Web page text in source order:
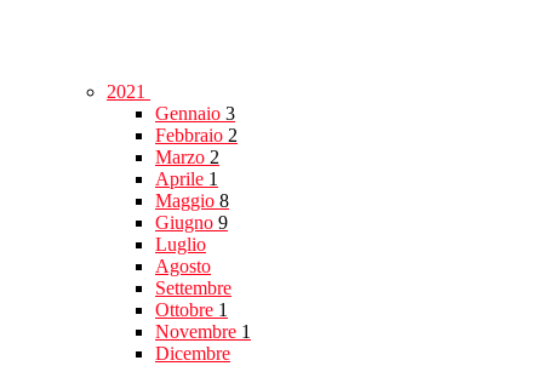
2021
Gennaio 3
Febbraio 2
Marzo 2
Aprile 1
Maggio 8
Giugno 9
Luglio
Agosto
Settembre
Ottobre 1
Novembre 1
Dicembre